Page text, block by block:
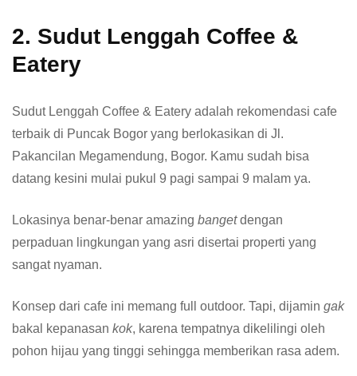
2. Sudut Lenggah Coffee &
Eatery
Sudut Lenggah Coffee & Eatery adalah rekomendasi cafe
terbaik di Puncak Bogor yang berlokasikan di Jl.
Pakancilan Megamendung, Bogor. Kamu sudah bisa
datang kesini mulai pukul 9 pagi sampai 9 malam ya.
Lokasinya benar-benar amazing bangetdengan
perpaduan lingkungan yang asri disertai properti yang
sangat nyaman.
Konsep dari cafe ini memang full outdoor. Tapi, dijamin gak
bakal kepanasan kok, karena tempatnya dikelilingi oleh
pohon hijau yang tinggi sehingga memberikan rasa adem.